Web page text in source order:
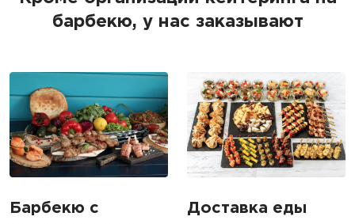
барбекю, у нас заказывают
Барбекю с
Доставка еды